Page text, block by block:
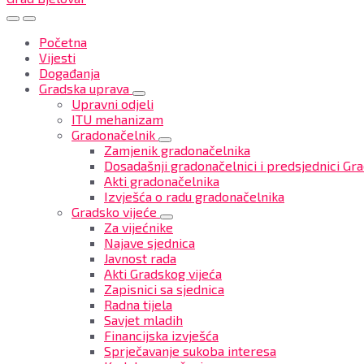
Početna
Vijesti
Događanja
Gradska uprava
Upravni odjeli
ITU mehanizam
Gradonačelnik
Zamjenik gradonačelnika
Dosadašnji gradonačelnici i predsjednici
Akti gradonačelnika
Izvješća o radu gradonačelnika
Gradsko vijeće
Za vijećnike
Najave sjednica
Javnost rada
Akti Gradskog vijeća
Zapisnici sa sjednica
Radna tijela
Savjet mladih
Financijska izvješća
Sprječavanje sukoba interesa